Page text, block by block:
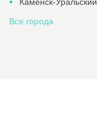
Все города